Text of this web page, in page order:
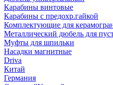
Карабины винтовые
Карабины с предохр.гайкой
Комплектующие для
Металлический дюбель для
Муфты для шпильки
Насадки магнитные
Driva
Китай
Германия